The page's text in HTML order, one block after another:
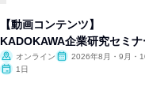
【動画コンテンツ】
KADOKAWA企業研究セミナ
オンライン
2026年8月・9月・
1日